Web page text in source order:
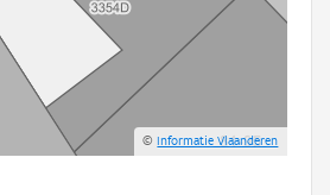
©Informatie Vlaanderen